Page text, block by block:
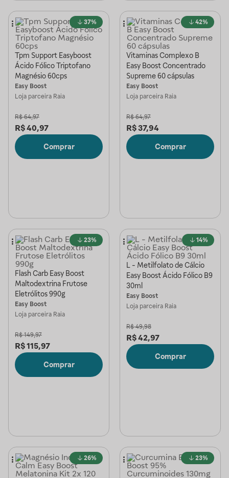
37%
Tpm Support Easyboost
Ácido Fólico Triptofano
Magnésio 60cps
Easy Boost
Loja parceira Raia
R$ 64,97
R$40,97
Comprar
42%
Vitaminas Complexo B
Easy Boost Concentrado
Supreme 60 cápsulas
Easy Boost
Loja parceira Raia
R$ 64,97
R$37,94
Comprar
23%
Flash Carb Easy Boost
Maltodextrina Frutose
Eletrólitos 990g
Easy Boost
Loja parceira Raia
R$ 149,97
R$115,97
Comprar
14%
L - Metilfolato de Cálcio
Easy Boost Ácido Fólico B9
30ml
Easy Boost
Loja parceira Raia
R$ 49,98
R$42,97
Comprar
26% 23%